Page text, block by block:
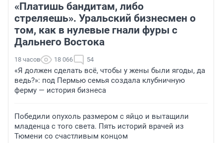
«Платишь бандитам, либо
стреляешь». Уральский бизнесмен о
том, как в нулевые гнали фуры с
Дальнего Востока
18 часов 18 066 54
«Я должен сделать всё, чтобы у жены были ягоды, да
ведь?»: под Пермью семья создала клубничную
ферму — история бизнеса
Победили опухоль размером с яйцо и вытащили
младенца с того света. Пять историй врачей из
Тюмени со счастливым концом